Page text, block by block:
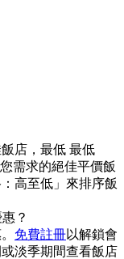
店，最低 最低
需求的絕佳平價飯
高至低」來排序飯
？
免費註冊以解鎖會
淡季期間查看飯店